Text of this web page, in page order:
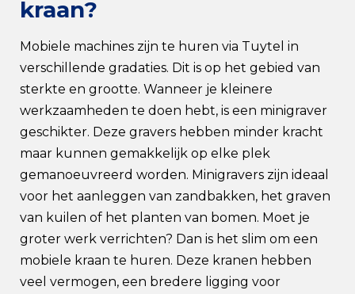
kraan?
Mobiele machines zijn te huren via Tuytel in
verschillende gradaties. Dit is op het gebied van
sterkte en grootte. Wanneer je kleinere
werkzaamheden te doen hebt, is een minigraver
geschikter. Deze gravers hebben minder kracht
maar kunnen gemakkelijk op elke plek
gemanoeuvreerd worden. Minigravers zijn ideaal
voor het aanleggen van zandbakken, het graven
van kuilen of het planten van bomen. Moet je
groter werk verrichten? Dan is het slim om een
mobiele kraan te huren. Deze kranen hebben
veel vermogen, een bredere ligging voor